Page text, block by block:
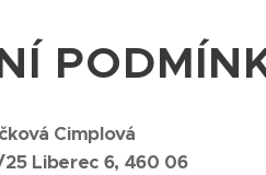
Cimplová
Liberec 6, 460 06